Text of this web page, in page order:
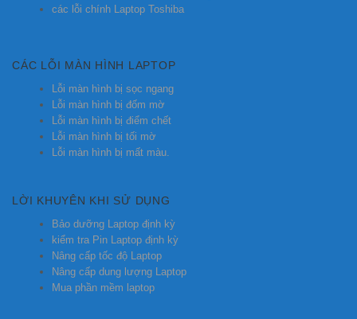
các lỗi chính Laptop Toshiba
CÁC LỖI MÀN HÌNH LAPTOP
Lỗi màn hình bị sọc ngang
Lỗi màn hình bị đốm mờ
Lỗi màn hình bị điểm chết
Lỗi màn hình bị tối mờ
Lỗi màn hình bị mất màu.
LỜI KHUYÊN KHI SỬ DỤNG
Bảo dưỡng Laptop định kỳ
kiểm tra Pin Laptop định kỳ
Nâng cấp tốc độ Laptop
Nâng cấp dung lượng Laptop
Mua phần mềm laptop